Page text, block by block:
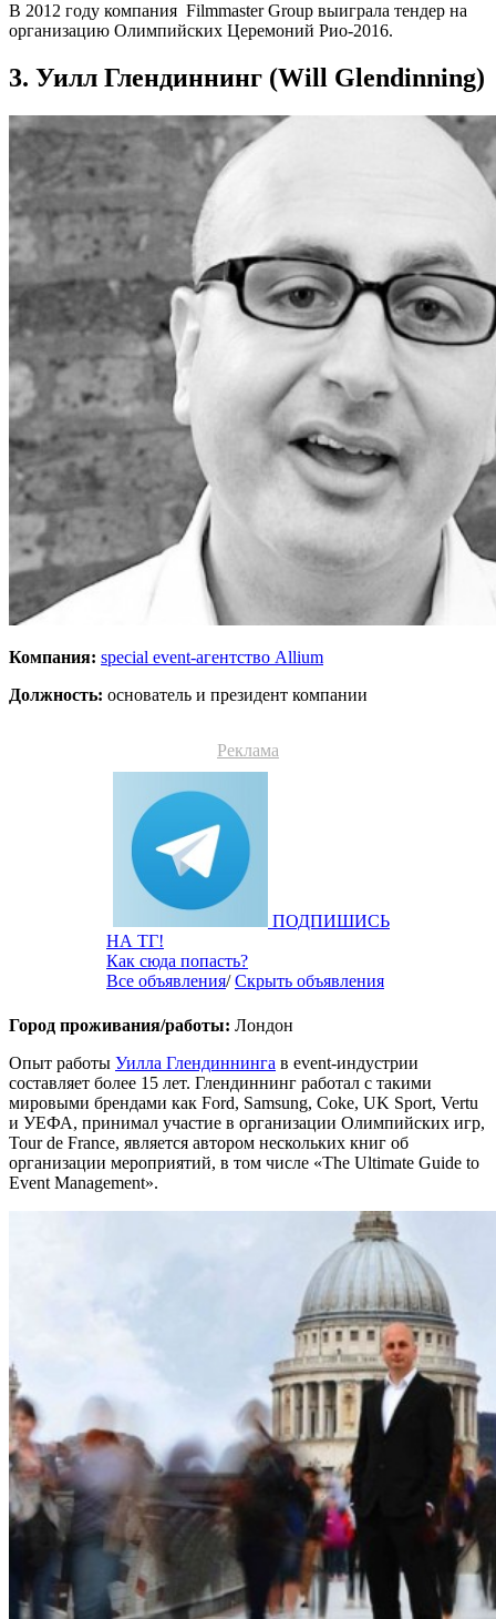
В 2012 году компания Filmmaster Group выиграла тендер на
организацию Олимпийских Церемоний Рио-2016.
3. Уилл Глендиннинг (Will Glendinning)
Компания: special event-агентство Allium
Должность: основатель и президент компании
Реклама
ПОДПИШИСЬ
НА ТГ!
Как сюда попасть?
Все объявления/Скрыть объявления
Город проживания/работы: Лондон
Опыт работы Уилла Глендиннинга в event-индустрии
составляет более 15 лет. Глендиннинг работал с такими
мировыми брендами как Ford, Samsung, Coke, UK Sport, Vertu
и УЕФА, принимал участие в организации Олимпийских игр,
Tour de France, является автором нескольких книг об
организации мероприятий, в том числе «The Ultimate Guide to
Event Management».